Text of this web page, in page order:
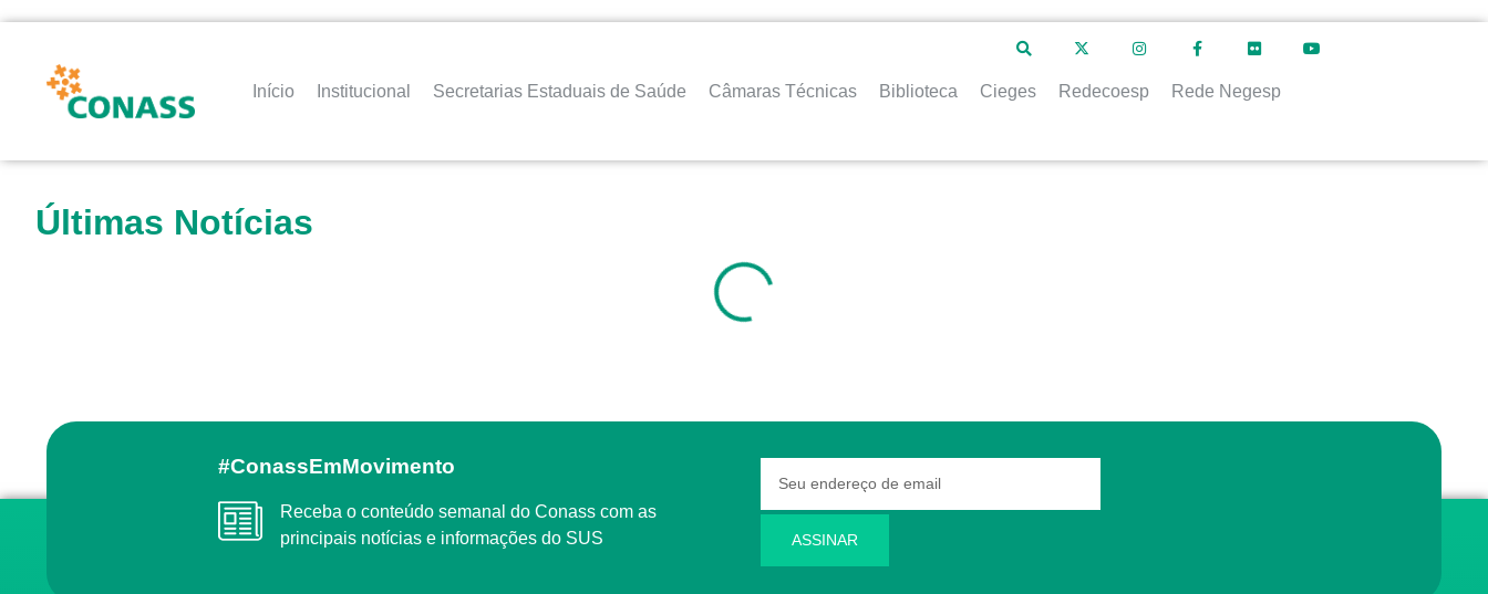
Início Institucional Secretarias Estaduais de Saúde Câmaras Técnicas Biblioteca Cieges Redecoesp Rede Negesp
Últimas Notícias
#ConassEmMovimento
Receba o conteúdo semanal do Conass com as
principais notícias e informações do SUS
ASSINAR